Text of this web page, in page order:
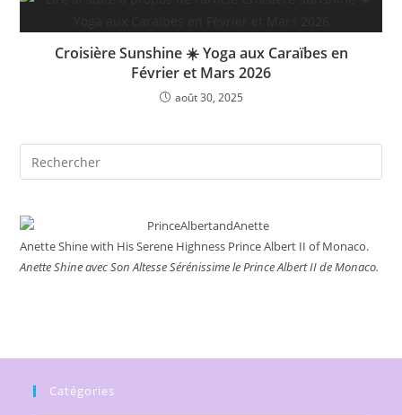
Croisière Sunshine ☀️ Yoga aux Caraïbes en
Février et Mars 2026
août 30, 2025
Rechercher
sur
site
Anette Shine with His Serene Highness Prince Albert II of Monaco.
Anette Shine avec Son Altesse Sérénissime le Prince Albert II de Monaco.
Catégories